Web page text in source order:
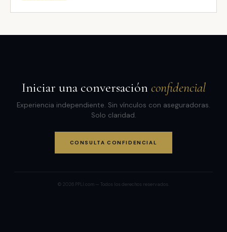
Iniciar una conversaciónconfidencial
Experiencia independiente. Sin vínculos con aseguradoras.
Solo claridad.
CONSULTA CONFIDENCIAL
© 2026 PPLI.com — Todos los derechos reservados.